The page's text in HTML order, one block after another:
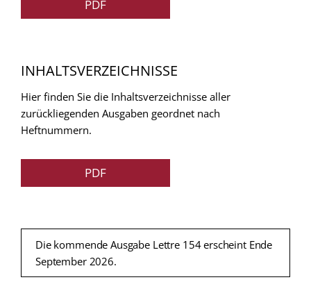
PDF
INHALTSVERZEICHNISSE
Hier finden Sie die Inhaltsverzeichnisse aller
zurückliegenden Ausgaben geordnet nach
Heftnummern.
PDF
Die kommende Ausgabe Lettre 154 erscheint Ende
September 2026.